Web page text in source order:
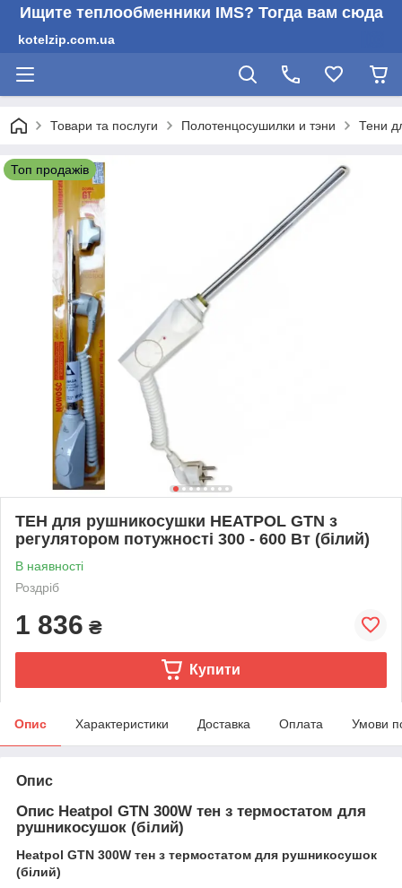
Ищите теплообменники IMS? Тогда вам сюда
kotelzip.com.ua
Товари та послуги Полотенцосушилки и тэни Тени
Топ продажів
ТЕН для рушникосушки HEATPOL GTN з
регулятором потужності 300 - 600 Вт (білий)
В наявності
Роздріб
1 836 ₴
Купити
Опис Характеристики Доставка Оплата Умови
Опис
Опис Heatpol GTN 300W тен з термостатом для
рушникосушок (білий)
Heatpol GTN 300W тен з термостатом для рушникосушок
(білий)